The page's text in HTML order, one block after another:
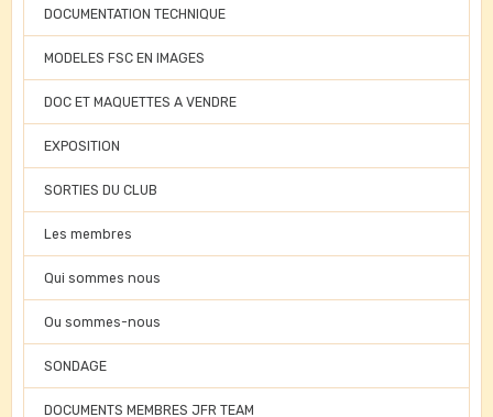
DOCUMENTATION TECHNIQUE
MODELES FSC EN IMAGES
DOC ET MAQUETTES A VENDRE
EXPOSITION
SORTIES DU CLUB
Les membres
Qui sommes nous
Ou sommes-nous
SONDAGE
DOCUMENTS MEMBRES JFR TEAM